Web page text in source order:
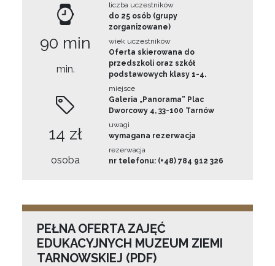
90 min
min.
14 zł
osoba
liczba uczestników
do 25 osób (grupy
zorganizowane)
wiek uczestników
Oferta skierowana do
przedszkoli oraz szkół
podstawowych klasy 1-4.
miejsce
Galeria „Panorama” Plac
Dworcowy 4, 33-100 Tarnów
uwagi
wymagana rezerwacja
rezerwacja
nr telefonu: (+48) 784 912 326
PEŁNA OFERTA ZAJĘĆ
EDUKACYJNYCH MUZEUM ZIEMI
TARNOWSKIEJ (PDF)